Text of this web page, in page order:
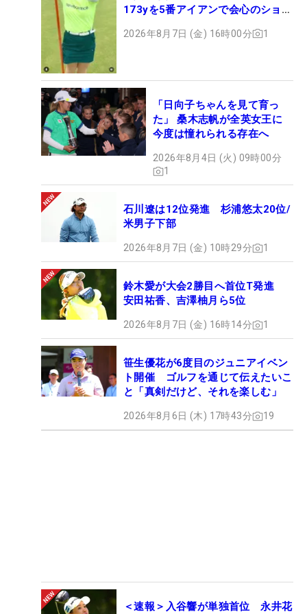
173yを5番アイアンで会心のショッ
2026年8月7日 (金) 16時00分 1
「日向子ちゃんを見て育っ
た」 桑木志帆が全英女王に
今度は憧れられる存在へ
2026年8月4日 (火) 09時00分
1
石川遼は12位発進 杉浦悠太20位/
米男子下部
2026年8月7日 (金) 10時29分 1
鈴木愛が大会2勝目へ首位T発進
安田祐香、吉澤柚月ら5位
2026年8月7日 (金) 16時14分 1
笹生優花が6度目のジュニアイベン
ト開催 ゴルフを通じて伝えたいこ
と「真剣だけど、それを楽しむ」
2026年8月6日 (木) 17時43分 19
＜速報＞入谷響が単独首位 永井花